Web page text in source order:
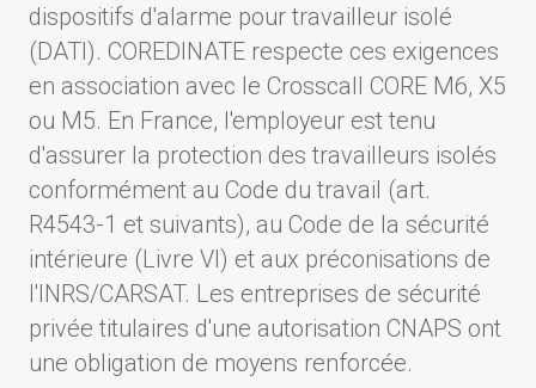
dispositifs d'alarme pour travailleur isolé
(DATI). COREDINATE respecte ces exigences
en association avec le Crosscall CORE M6, X5
ou M5. En France, l'employeur est tenu
d'assurer la protection des travailleurs isolés
conformément au Code du travail (art.
R4543-1 et suivants), au Code de la sécurité
intérieure (Livre VI) et aux préconisations de
l'INRS/CARSAT. Les entreprises de sécurité
privée titulaires d'une autorisation CNAPS ont
une obligation de moyens renforcée.